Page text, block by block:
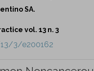
SA.
vol. 13 n. 3
3/e200162